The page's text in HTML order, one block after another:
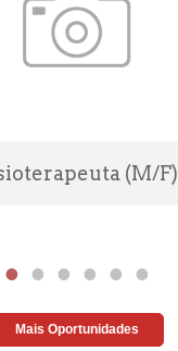
(M/F)
Mais Oportunidades